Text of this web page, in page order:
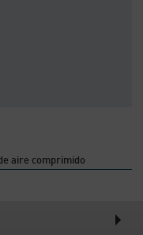
aire comprimido